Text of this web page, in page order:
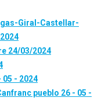
Giral-Castellar-
24/03/2024
05 - 2024
pueblo 26 - 05 -